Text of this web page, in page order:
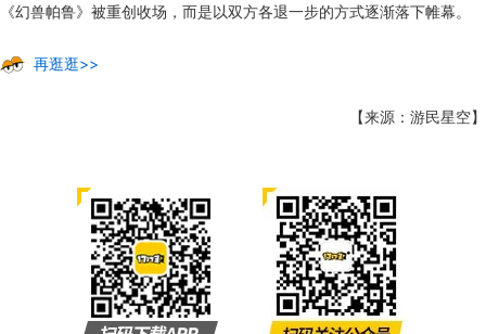
《幻兽帕鲁》被重创收场，而是以双方各退一步的方式逐渐落下帷幕。
再逛逛>>
【来源：游民星空】